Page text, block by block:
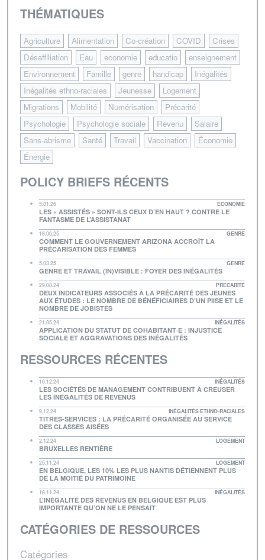
THÉMATIQUES
Agriculture Alimentation Co-création COVID
Crises
Désaffiliation
Eau economie educatio
enseignement
Environnement
Famille genre handicap
Inégalités
Inégalités ethno-raciales
Jeunesse
Logement
Migrations
Mobilité Numérisation
Précarité
Psychologie
Psychologie sociale Revenu
Salaire
Sans-abrisme
Santé Travail Vaccination
Économie
Énergie
POLICY BRIEFS RÉCENTS
5.01.26 ÉCONOMIE
LES « ASSISTÉS » SONT-ILS CEUX D’EN HAUT ? CONTRE LE
FANTASME DE L’ASSISTANAT
18.06.25 GENRE
COMMENT LE GOUVERNEMENT ARIZONA ACCROÎT LA
PRÉCARISATION DES FEMMES
5.03.25 GENRE
GENRE ET TRAVAIL (IN)VISIBLE : FOYER DES INÉGALITÉS
29.08.24 PRÉCARITÉ
DEUX INDICATEURS ASSOCIÉS À LA PRÉCARITÉ DES JEUNES
AUX ÉTUDES : LE NOMBRE DE BÉNÉFICIAIRES D’UN PIISE ET LE
NOMBRE DE JOBISTES
21.05.24 INÉGALITÉS
APPLICATION DU STATUT DE COHABITANT·E : INJUSTICE
SOCIALE ET AGGRAVATIONS DES INÉGALITÉS
RESSOURCES RÉCENTES
16.12.24 INÉGALITÉS
LES SOCIÉTÉS DE MANAGEMENT CONTRIBUENT À CREUSER
LES INÉGALITÉS DE REVENUS
9.12.24 INÉGALITÉS ETHNO-RACIALES
TITRES-SERVICES : LA PRÉCARITÉ ORGANISÉE AU SERVICE
DES CLASSES AISÉES
2.12.24 LOGEMENT
BRUXELLES RENTIÈRE
25.11.24 LOGEMENT
EN BELGIQUE, LES 10% LES PLUS NANTIS DÉTIENNENT PLUS
DE LA MOITIÉ DU PATRIMOINE
18.11.24 INÉGALITÉS
L’INÉGALITÉ DES REVENUS EN BELGIQUE EST PLUS
IMPORTANTE QU’ON NE LE PENSAIT
CATÉGORIES DE RESSOURCES
Catégories